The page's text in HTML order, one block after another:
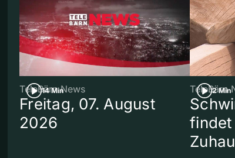
14 Min
TeleBärn News
Freitag, 07. August
2026
2 Min
TeleBärn
findet